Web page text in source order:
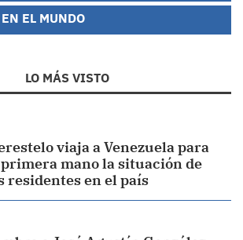
EL MUNDO
LO MÁS VISTO
viaja a Venezuela para
mano la situación de
residentes en el país